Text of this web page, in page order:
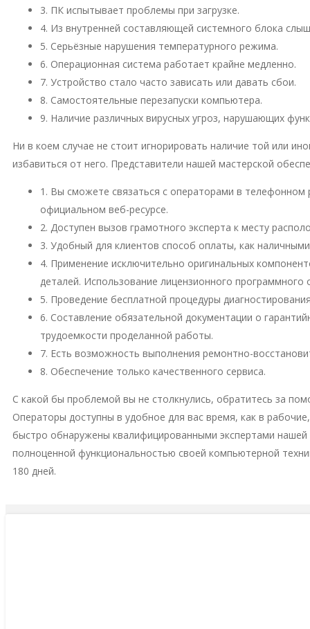
3. ПК испытывает проблемы при загрузке.
4. Из внутренней составляющей системного блока
5. Серьёзные нарушения температурного режима.
6. Операционная система работает крайне медленно.
7. Устройство стало часто зависать или давать сбои.
8. Самостоятельные перезапуски компьютера.
9. Наличие различных вирусных угроз, нарушающих
Ни в коем случае не стоит игнорировать наличие той или
избавиться от него. Представители нашей мастерской
1. Вы сможете связаться с операторами в
официальном веб-ресурсе.
2. Доступен вызов грамотного эксперта к месту
3. Удобный для клиентов способ оплаты, как
4. Применение исключительно оригинальных
деталей. Использование лицензионного
5. Проведение бесплатной процедуры
6. Составление обязательной документации о
трудоемкости проделанной работы.
7. Есть возможность выполнения ремонтно-
8. Обеспечение только качественного сервиса.
С какой бы проблемой вы не столкнулись, обратитесь за
Операторы доступны в удобное для вас время, как в
быстро обнаружены квалифицированными экспертами
полноценной функциональностью своей компьютерной
180 дней.